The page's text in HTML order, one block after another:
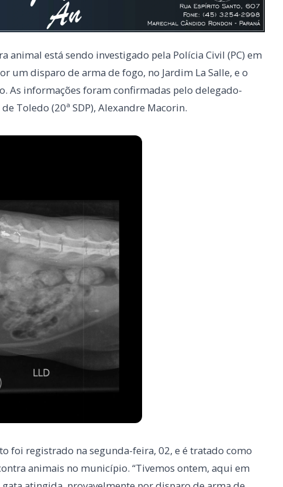
As informações foram confirmadas pelo delegado-
Toledo (20ª SDP), Alexandre Macorin.
foi registrado na segunda-feira, 02, e é tratado como
animais no município. “Tivemos ontem, aqui em
foram ouvidos. O animal está sendo submetido à
nas próximas horas. Encaminharemos esse inquérito
esclarecido”, afirmou Macorin.